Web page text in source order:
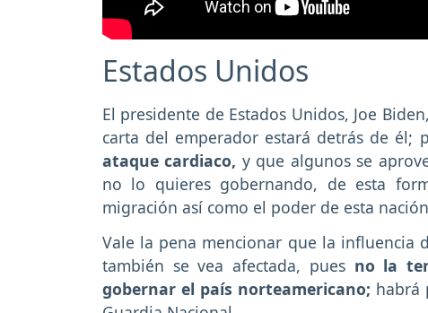
Estados Unidos
El presidente de Estados Unidos, Joe
carta del emperador estará detrás de él;
ataque cardiaco, y que algunos se
no lo quieres gobernando, de esta
migración así como el poder de esta
Vale la pena mencionar que la influencia
también se vea afectada, puesno la
gobernar el país norteamericano; habrá